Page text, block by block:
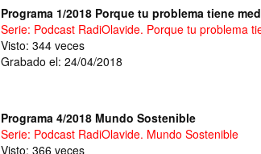
Programa 1/2018 Porque tu problema tiene
Serie: Podcast RadiOlavide. Porque tu problema
Visto: 344 veces
Grabado el: 24/04/2018
Programa 4/2018 Mundo Sostenible
Serie: Podcast RadiOlavide. Mundo Sostenible
Visto: 366 veces